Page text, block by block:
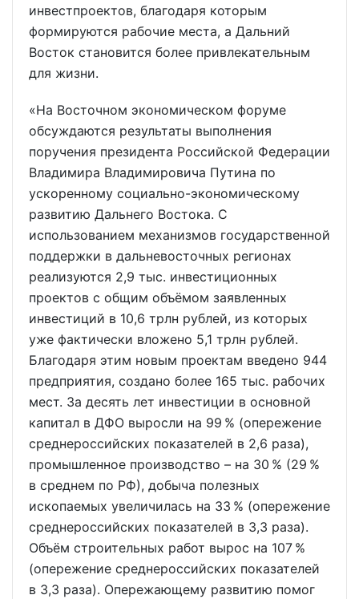
инвестпроектов, благодаря которым
формируются рабочие места, а Дальний
Восток становится более привлекательным
для жизни.
«На Восточном экономическом форуме
обсуждаются результаты выполнения
поручения президента Российской Федерации
Владимира Владимировича Путина по
ускоренному социально-экономическому
развитию Дальнего Востока. С
использованием механизмов государственной
поддержки в дальневосточных регионах
реализуются 2,9 тыс. инвестиционных
проектов с общим объёмом заявленных
инвестиций в 10,6 трлн рублей, из которых
уже фактически вложено 5,1 трлн рублей.
Благодаря этим новым проектам введено 944
предприятия, создано более 165 тыс. рабочих
мест. За десять лет инвестиции в основной
капитал в ДФО выросли на 99 % (опережение
среднероссийских показателей в 2,6 раза),
промышленное производство – на 30 % (29 %
в среднем по РФ), добыча полезных
ископаемых увеличилась на 33 % (опережение
среднероссийских показателей в 3,3 раза).
Объём строительных работ вырос на 107 %
(опережение среднероссийских показателей
в 3,3 раза). Опережающему развитию помог